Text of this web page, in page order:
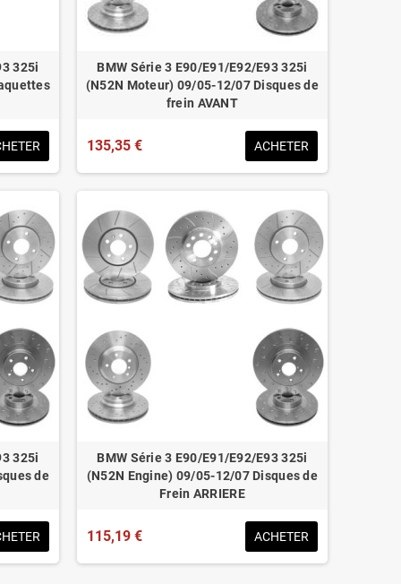
325i
BMW Série 3 E90/E91/E92/E93 325i
(N52N Moteur) 09/05-12/07 Disques de
frein AVANT
135,35 € ACHETER
325i
de
BMW Série 3 E90/E91/E92/E93 325i
(N52N Engine) 09/05-12/07 Disques de
Frein ARRIERE
115,19 € ACHETER